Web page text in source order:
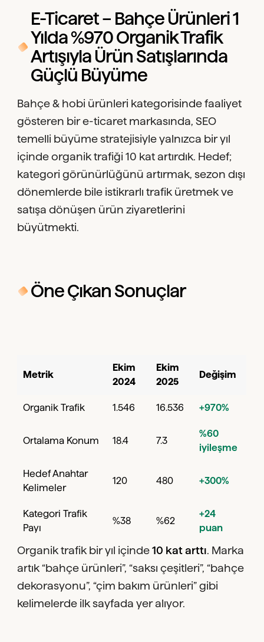
E-Ticaret – Bahçe Ürünleri 1
Yılda %970 Organik Trafik
Artışıyla Ürün Satışlarında
Güçlü Büyüme
Bahçe & hobi ürünleri kategorisinde faaliyet
gösteren bir e-ticaret markasında, SEO
temelli büyüme stratejisiyle yalnızca bir yıl
içinde organik trafiği 10 kat artırdık. Hedef;
kategori görünürlüğünü artırmak, sezon dışı
dönemlerde bile istikrarlı trafik üretmek ve
satışa dönüşen ürün ziyaretlerini
büyütmekti.
Öne Çıkan Sonuçlar
Metrik
Ekim
2024
Ekim
2025
Değişim
Organik Trafik 1.546 16.536 +970%
Ortalama Konum 18.4 7.3
%60
iyileşme
Hedef Anahtar
Kelimeler
120 480 +300%
Kategori Trafik
Payı
%38 %62
+24
puan
Organik trafik bir yıl içinde10 kat arttı. Marka
artık “bahçe ürünleri”, “saksı çeşitleri”, “bahçe
dekorasyonu”, “çim bakım ürünleri” gibi
kelimelerde ilk sayfada yer alıyor.